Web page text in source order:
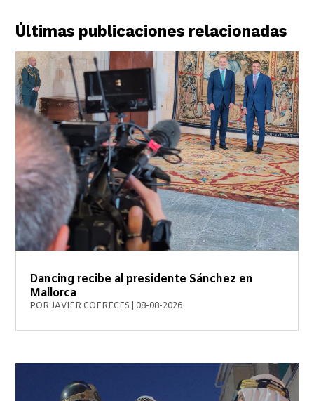
Últimas publicaciones relacionadas
Dancing recibe al presidente Sánchez en
Mallorca
PORJAVIER COFRECES 08-08-2026